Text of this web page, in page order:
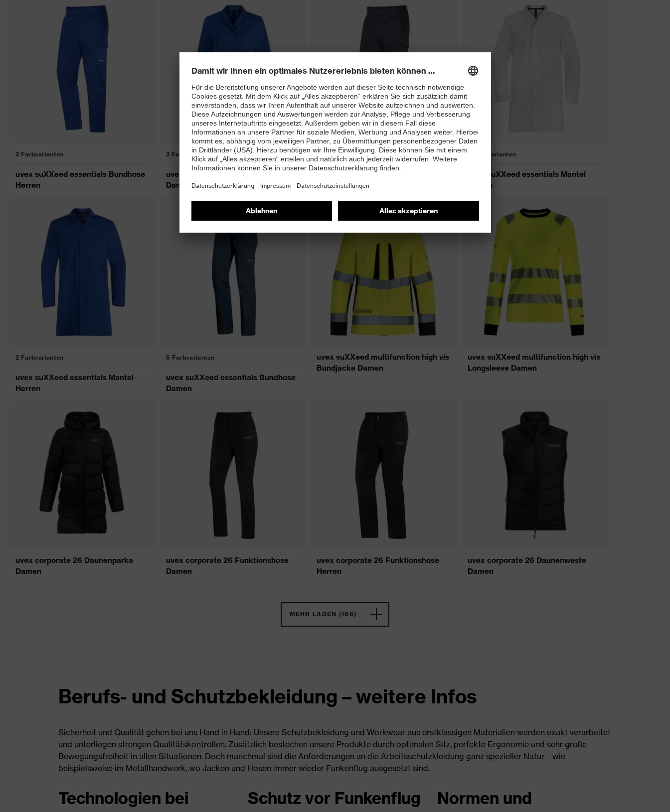
2 Farbvarianten
uvex suXXeed essentials Bundhose
Herren
2 Farbvarianten
uvex suXXeed essentials Mantel
Damen
5 Farbvarianten
uvex suXXeed essentials Bundhose
Herren
5 Farbvarianten
uvex suXXeed essentials Mantel
Herren
2 Farbvarianten
uvex suXXeed essentials Mantel
Herren
5 Farbvarianten
uvex suXXeed essentials Bundhose
Damen
uvex suXXeed multifunction high vis
Bundjacke Damen
uvex suXXeed multifunction high vis
Longsleeve Damen
uvex corporate 26 Daunenparka
Damen
uvex corporate 26 Funktionshose
Damen
uvex corporate 26 Funktionshose
Herren
uvex corporate 26 Daunenweste
Damen
MEHR LADEN (166)
Berufs- und Schutzbekleidung – weitere Infos
Sicherheit und Qualität gehen bei uns Hand in Hand: Unsere Schutzbekleidung und Workwear aus erstklassigen Materialien werden exakt verarbeitet
und unterliegen strengen Qualitätskontrollen. Zusätzlich bestechen unsere Produkte durch optimalen Sitz, perfekte Ergonomie und sehr große
Bewegungsfreiheit in allen Situationen. Doch manchmal sind die Anforderungen an die Arbeitsschutzkleidung ganz spezieller Natur – wie
beispielsweise im Metallhandwerk, wo Jacken und Hosen immer wieder Funkenflug ausgesetzt sind.
Technologien bei Schutz vor Funkenflug Normen und